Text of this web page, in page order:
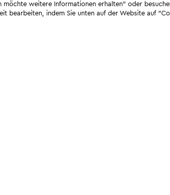
weitere Informationen erhalten" oder
bearbeiten, indem Sie unten auf der Website auf